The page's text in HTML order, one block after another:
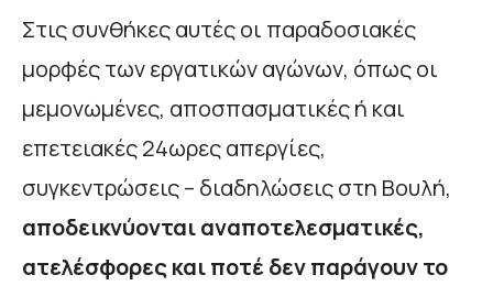
Στις συνθήκες αυτές οι παραδοσιακές
μορφές των εργατικών αγώνων, όπως οι
μεμονωμένες, αποσπασματικές ή και
επετειακές 24ωρες απεργίες,
συγκεντρώσεις – διαδηλώσεις στη Βουλή,
αποδεικνύονται αναποτελεσματικές,
ατελέσφορες και ποτέ δεν παράγουν το